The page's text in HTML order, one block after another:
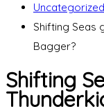
Uncategorized
Shifting Seas
Bagger?
Shifting